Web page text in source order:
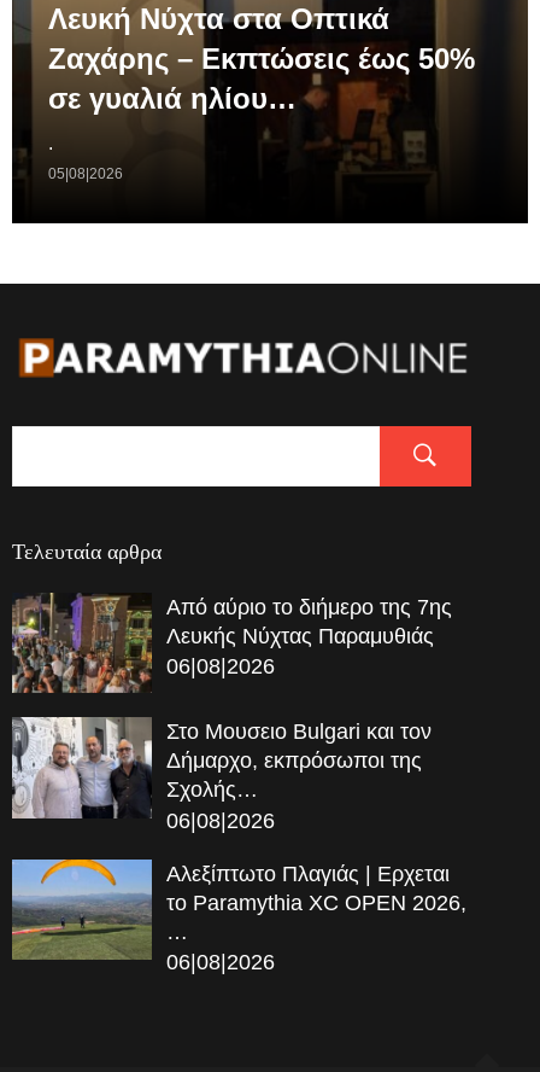
Λευκή Νύχτα στα Οπτικά
Ζαχάρης – Εκπτώσεις έως 50%
σε γυαλιά ηλίου…
.
05|08|2026
Τελευταία αρθρα
Από αύριο το διήμερο της 7ης
Λευκής Νύχτας Παραμυθιάς
06|08|2026
Στο Μουσειο Bulgari και τον
Δήμαρχο, εκπρόσωποι της
Σχολής…
06|08|2026
Αλεξίπτωτο Πλαγιάς | Ερχεται
το Paramythia XC OPEN 2026,
…
06|08|2026